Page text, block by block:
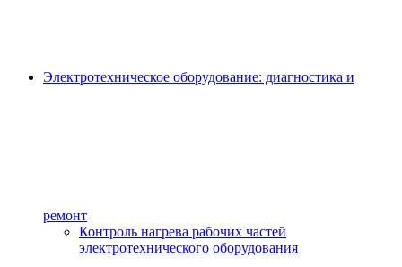
Электротехническое оборудование: диагностика и
ремонт
Контроль нагрева рабочих частей
электротехнического оборудования